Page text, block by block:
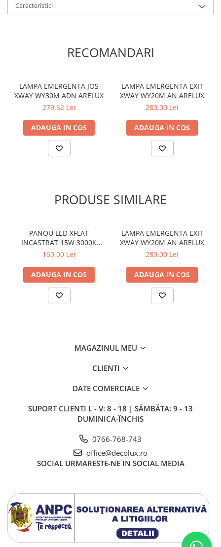
CORPURI ETANSE LED
SPOTURI APLICATE SI SUSPENSII
BANDA LED & ACCESORII
■ ILUMINAT DECORATIV
GHIRLANDE LED
BEC LED SFERIC
BEC LED DIVERSE
BEC LED GLOB
TUB LED
Caracteristici
RECOMANDARI
LAMPA EMERGENTA JOS
XWAY WY30M ADN ARELUX
279,62 Lei
ADAUGA IN COS
LAMPA EMERGENTA EXIT
XWAY WY20M AN ARELUX
280,00 Lei
ADAUGA IN COS
PRODUSE SIMILARE
PANOU LED XFLAT
INCASTRAT 15W 3000K
240MM ROTUND
ARELUX
160,00 Lei
ADAUGA IN COS
LAMPA EMERGENTA EXIT
XWAY WY20M AN ARELUX
280,00 Lei
ADAUGA IN COS
MAGAZINUL MEU
CLIENTI
DATE COMERCIALE
SUPORT CLIENTI L - V: 8 - 18 | SÂMBĂTA: 9 - 13
DUMINICA-ÎNCHIS
0766-768-743
office@decolux.ro
SOCIAL URMARESTE-NE IN SOCIAL MEDIA